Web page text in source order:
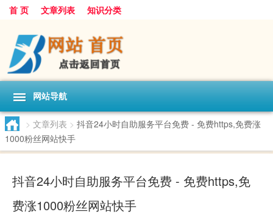
首 页 文章列表 知识分类
网站导航
> 文章列表 > 抖音24小时自助服务平台免费 - 免费https,免费涨
1000粉丝网站快手
抖音24小时自助服务平台免费 - 免费https,免
费涨1000粉丝网站快手